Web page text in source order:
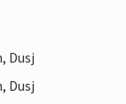
Dusj
Dusj